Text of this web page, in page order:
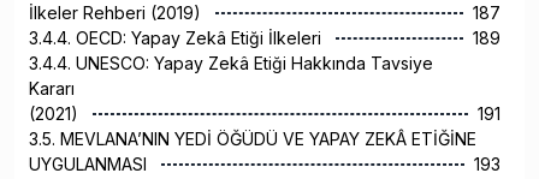
İlkeler Rehberi (2019)
187
3.4.4. OECD: Yapay Zekâ Etiği İlkeleri
189
3.4.4. UNESCO: Yapay Zekâ Etiği Hakkında Tavsiye
Kararı
(2021)
191
3.5. MEVLANA’NIN YEDİ ÖĞÜDÜ VE YAPAY ZEKÂ ETİĞİNE
UYGULANMASI
193